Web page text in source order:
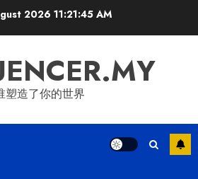
2026 11:21:45 AM
塑造了你的世界